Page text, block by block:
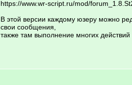
https://www.wr-script.ru/mod/
В этой версии каждому юзеру можно
свои сообщения,
также там выполнение многих